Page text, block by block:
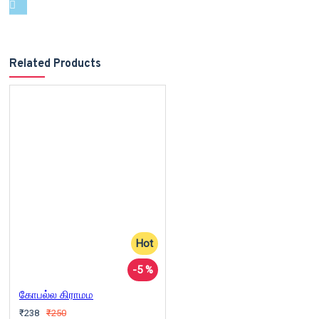
Related Products
Hot
-5 %
கோபல்ல கிராமம
₹238 ₹250